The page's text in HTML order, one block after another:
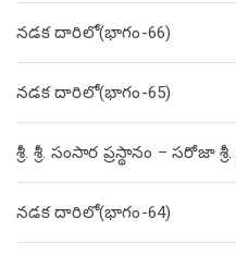
నడక దారిలో(భాగం-66)
నడక దారిలో(భాగం-65)
శ్రీ. శ్రీ. సంసార ప్రస్థానం – సరోజా శ్రీ.
నడక దారిలో(భాగం-64)